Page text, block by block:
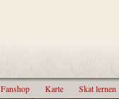
Fanshop Karte Skat lernen